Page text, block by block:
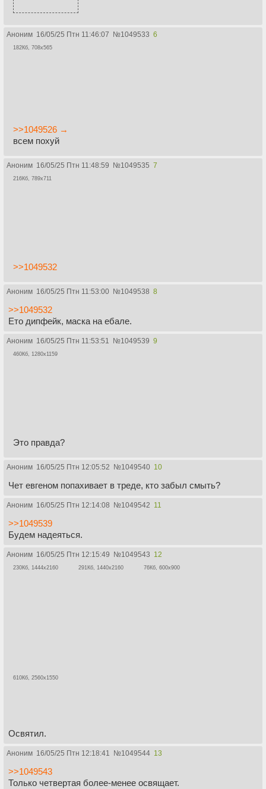
Аноним 16/05/25 Птн 11:46:07 №1049533 6
182Кб, 708x565
>>1049526 →
всем похуй
Аноним 16/05/25 Птн 11:48:59 №1049535 7
216Кб, 789x711
>>1049532
Аноним 16/05/25 Птн 11:53:00 №1049538 8
>>1049532
Ето дипфейк, маска на ебале.
Аноним 16/05/25 Птн 11:53:51 №1049539 9
460Кб, 1280x1159
Это правда?
Аноним 16/05/25 Птн 12:05:52 №1049540 10
Чет евгеном попахивает в треде, кто забыл смыть?
Аноним 16/05/25 Птн 12:14:08 №1049542 11
>>1049539
Будем надеяться.
Аноним 16/05/25 Птн 12:15:49 №1049543 12
230Кб, 1444x2160 291Кб, 1440x2160 76Кб, 600x900
610Кб, 2560x1550
Освятил.
Аноним 16/05/25 Птн 12:18:41 №1049544 13
>>1049543
Только четвертая более-менее освящает.